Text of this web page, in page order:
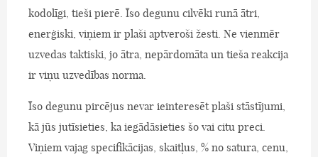
kodolīgi, tieši pierē. Īso degunu cilvēki runā ātri,
enerģiski, viņiem ir plaši aptveroši žesti. Ne vienmēr
uzvedas taktiski, jo ātra, nepārdomāta un tieša reakcija
ir viņu uzvedības norma.
Īso degunu pircējus nevar ieinteresēt plaši stāstījumi,
kā jūs jutīsieties, ka iegādāsieties šo vai citu preci.
Viņiem vajag specifikācijas, skaitļus, % no satura, cenu,